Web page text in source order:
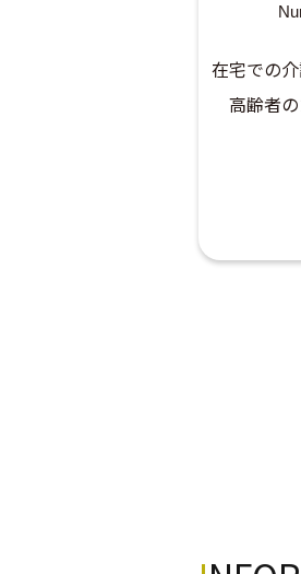
在宅での
高齢者